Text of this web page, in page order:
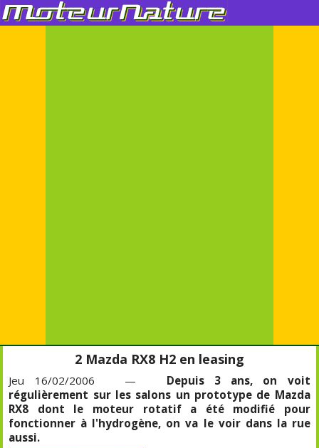
2 Mazda RX8 H2 en leasing
Jeu 16/02/2006 — Depuis 3 ans, on voit
régulièrement sur les salons un prototype de Mazda
RX8 dont le moteur rotatif a été modifié pour
fonctionner à l'hydrogène, on va le voir dans la rue
aussi.